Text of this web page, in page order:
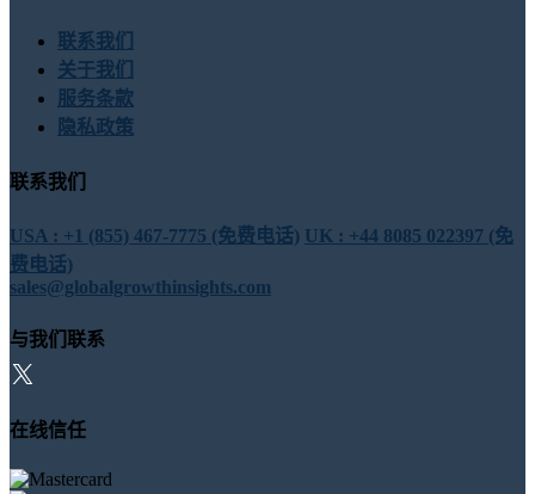
联系我们
关于我们
服务条款
隐私政策
联系我们
USA : +1 (855) 467-7775 (免费电话) UK : +44 8085 022397 (免
费电话)
sales@globalgrowthinsights.com
与我们联系
在线信任